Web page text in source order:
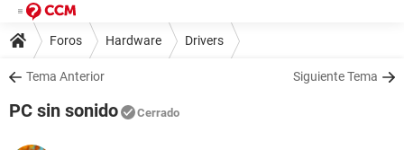
Foros Hardware Drivers
Tema Anterior Siguiente Tema
PC sin sonido Cerrado